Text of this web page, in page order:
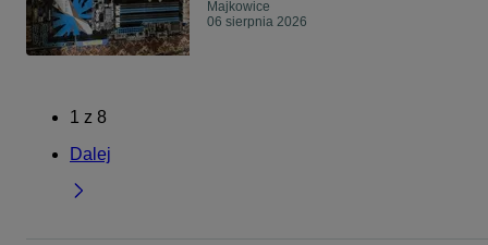
Majkowice
06 sierpnia 2026
1 z 8
Dalej